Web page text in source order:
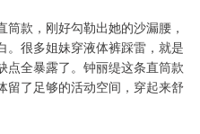
款，刚好勾勒出她的沙漏腰，
。很多姐妹穿液体裤踩雷，就是
点全暴露了。钟丽缇这条直筒款
留了足够的活动空间，穿起来舒